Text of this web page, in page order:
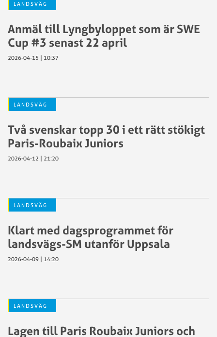
LANDSVÄG
Anmäl till Lyngbyloppet som är SWE
Cup #3 senast 22 april
2026-04-15 | 10:37
LANDSVÄG
Två svenskar topp 30 i ett rätt stökigt
Paris-Roubaix Juniors
2026-04-12 | 21:20
LANDSVÄG
Klart med dagsprogrammet för
landsvägs-SM utanför Uppsala
2026-04-09 | 14:20
LANDSVÄG
Lagen till Paris Roubaix Juniors och